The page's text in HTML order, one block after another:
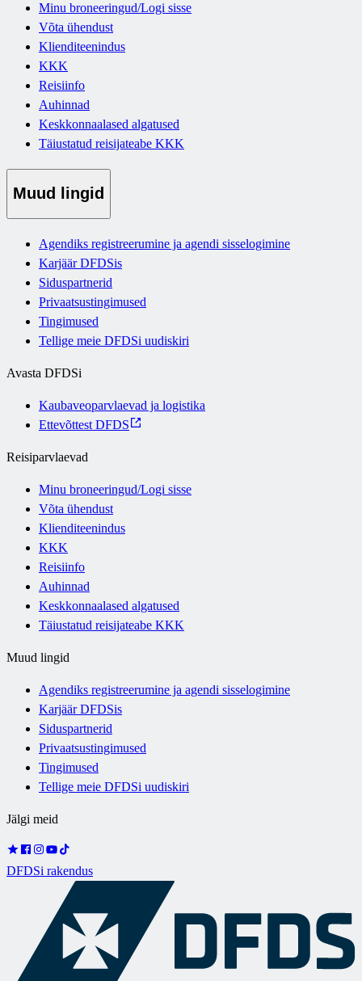
Minu broneeringud/Logi sisse
Võta ühendust
Klienditeenindus
KKK
Reisiinfo
Auhinnad
Keskkonnaalased algatused
Täiustatud reisijateabe KKK
Muud lingid
Agendiks registreerumine ja agendi sisselogimine
Karjäär DFDSis
Siduspartnerid
Privaatsustingimused
Tingimused
Tellige meie DFDSi uudiskiri
Avasta DFDSi
Kaubaveoparvlaevad ja logistika
Ettevõttest DFDS
Reisiparvlaevad
Minu broneeringud/Logi sisse
Võta ühendust
Klienditeenindus
KKK
Reisiinfo
Auhinnad
Keskkonnaalased algatused
Täiustatud reisijateabe KKK
Muud lingid
Agendiks registreerumine ja agendi sisselogimine
Karjäär DFDSis
Siduspartnerid
Privaatsustingimused
Tingimused
Tellige meie DFDSi uudiskiri
Jälgi meid
DFDSi rakendus